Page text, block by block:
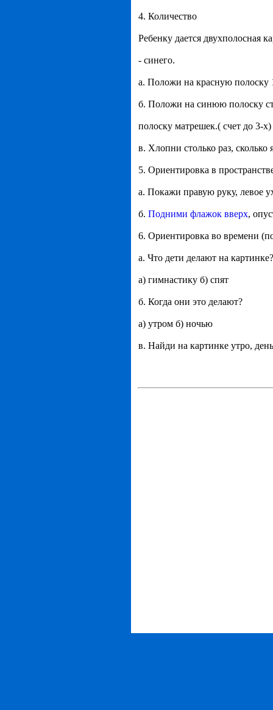
4. Количество
Ребенку дается двухполосная
- синего.
а. Положи на красную полоску
б. Положи на синюю полоску
полоску матрешек.( счет до 3-х)
в. Хлопни столько раз,
5. Ориентировка в
а. Покажи правую руку, левое
б. Подними флажок вверх,
6. Ориентировка во времени
а. Что дети делают на картинке?
а) гимнастику б) спят
б. Когда они это делают?
а) утром б) ночью
в. Найди на картинке утро,